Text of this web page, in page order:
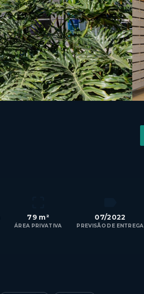
79 m²
ÁREA PRIVATIVA
07/2022
PREVISÃO DE ENTREGA